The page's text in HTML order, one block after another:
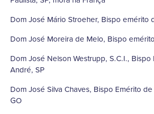
Dom José Mário Stroeher, Bispo emérito
Dom José Moreira de Melo, Bispo
Dom José Nelson Westrupp, S.C.I.,
André, SP
Dom José Silva Chaves, Bispo Emérito
GO